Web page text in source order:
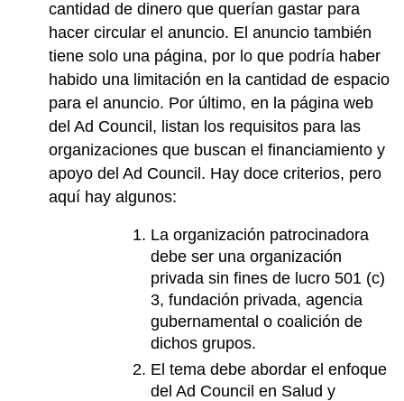
cantidad de dinero que querían gastar para
hacer circular el anuncio. El anuncio también
tiene solo una página, por lo que podría haber
habido una limitación en la cantidad de espacio
para el anuncio. Por último, en la página web
del Ad Council, listan los requisitos para las
organizaciones que buscan el financiamiento y
apoyo del Ad Council. Hay doce criterios, pero
aquí hay algunos:
La organización patrocinadora
debe ser una organización
privada sin fines de lucro 501 (c)
3, fundación privada, agencia
gubernamental o coalición de
dichos grupos.
El tema debe abordar el enfoque
del Ad Council en Salud y